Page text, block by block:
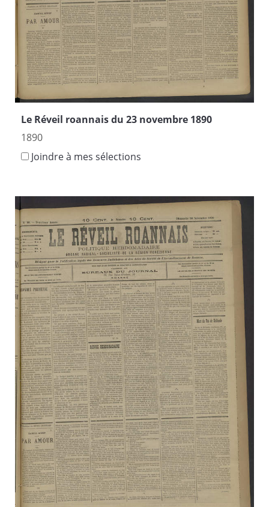
Le Réveil roannais du 23 novembre 1890
1890
Joindre à mes sélections